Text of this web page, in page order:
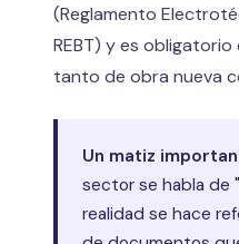
(Reglamento
REBT) y es
tanto de obra nueva
Un matiz
sector se habla de
realidad se hace